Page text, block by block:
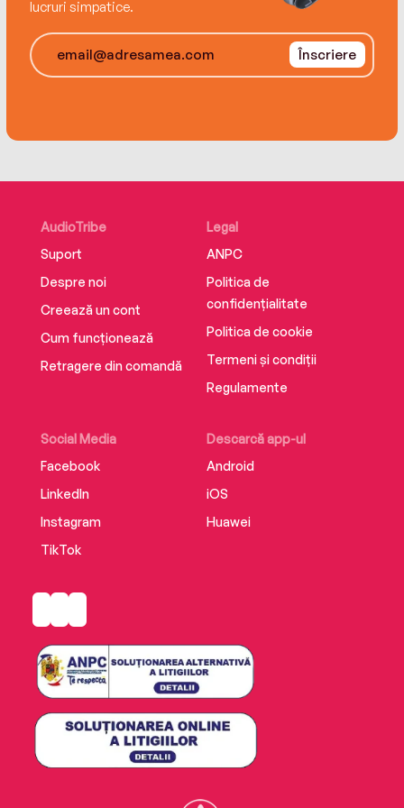
lucruri simpatice.
Înscriere
AudioTribe
Suport
Despre noi
Creează un cont
Cum funcționează
Retragere din comandă
Social Media
Facebook
LinkedIn
Instagram
TikTok
Descarcă app-ul
Android
iOS
Huawei
Legal
ANPC
Politica de
confidențialitate
Politica de cookie
Termeni și condiții
Regulamente